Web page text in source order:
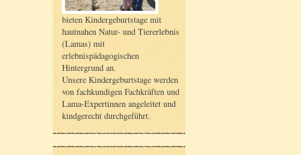
bieten Kindergeburtstage mit
hautnahen Natur- und Tiererlebnis
(Lamas) mit
erlebnispädagogischen
Hintergrund an.
Unsere Kindergeburtstage werden
von fachkundigen Fachkräften und
Lama-Expertinnen angeleitet und
kindgerecht durchgeführt.